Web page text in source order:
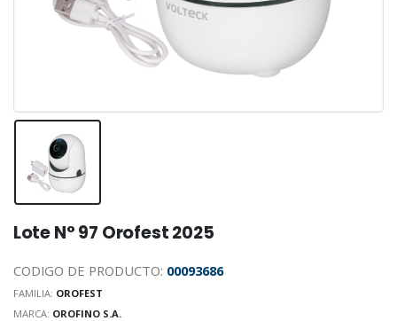
Lote N° 97 Orofest 2025
CODIGO DE PRODUCTO: 00093686
FAMILIA: OROFEST
MARCA: OROFINO S.A.